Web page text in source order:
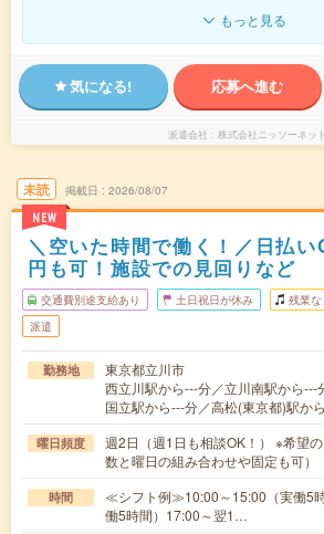
もっと見る
気になる! 応募へ進む
派遣会社 株式会社ニッソーネット
未読
NEW
掲載日 2026/08/07
＼空いた時間で働く！／日払
円も可！施設での見回りなど
交通費別途支給あり 土日祝日が休み 残業な
派遣
勤務地
東京都立川市
西立川駅から---分／立川南駅から---
国立駅から---分／高松(東京都)駅か
曜日頻度
週2日（週1日も相談OK！） ※希望
数と曜日の組み合わせや固定も可）
時間
≪シフト例≫10:00～15:00（実働5
働5時間）17:00～翌1…